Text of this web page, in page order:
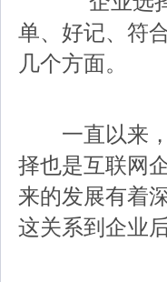
单、好记、符
几个方面。
一直以来，
择也是互联网
来的发展有着
这关系到企业